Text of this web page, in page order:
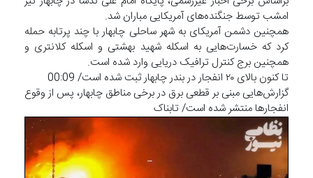
امشب توسط جنگنده‌های آمریکایی مباران شد.
همچنین دشمن آمریکای به شهر ساحلی چابهار با چند پرتابه حمله
کرد که خسارت‌هایی به اسکله شهید بهشتی و اسکله کلانتری و
همچنین برج کنترل ترافیک دریایی وارد شده است.
تا کنون بالای ۲۰ انفجار در بندر چابهار ثبت شده است/ 00:09
گزارش‌هایی مبنی بر قطعی برق در برخی مناطق چابهار، پس از وقوع
انفجارها منتشر شده است/ تابناک